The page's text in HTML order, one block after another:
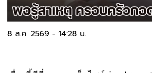
8 ส.ค. 2569 - 14:28 น.